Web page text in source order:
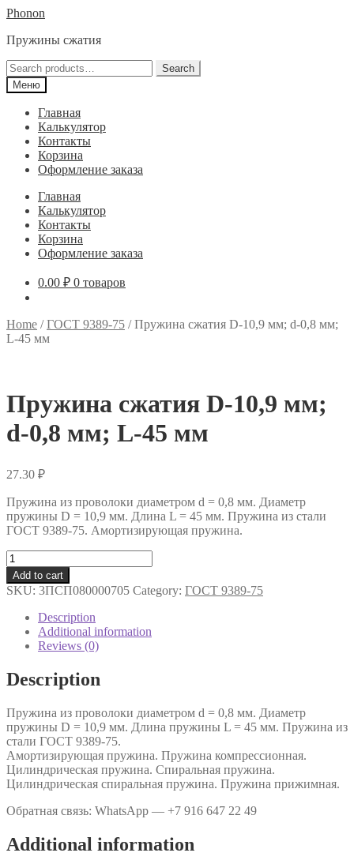
Перейти
навигации
Перейти
содержимому
Phonon
Пружины сжатия
Search
for:
Search
Меню
Главная
Калькулятор
Контакты
Корзина
Оформление заказа
Главная
Калькулятор
Контакты
Корзина
Оформление заказа
0.00 ₽ 0 товаров
Home /ГОСТ 9389-75 /Пружина сжатия D-10,9 мм; d-0,8 мм;
L-45 мм
Пружина сжатия D-10,9 мм;
d-0,8 мм; L-45 мм
27.30 ₽
Пружина из проволоки диаметром d = 0,8 мм. Диаметр
пружины D = 10,9 мм. Длина L = 45 мм. Пружина из стали
ГОСТ 9389-75. Амортизирующая пружина.
Пружина
сжатия
D-
10,9
L-
45
quantity
Add to cart
SKU: 3ПСП080000705 Category: ГОСТ 9389-75
Description
Additional information
Reviews (0)
Description
Пружина из проволоки диаметром d = 0,8 мм. Диаметр
пружины D = 10,9 мм. Длина пружины L = 45 мм. Пружина из
стали ГОСТ 9389-75.
Амортизирующая пружина. Пружина компрессионная.
Цилиндрическая пружина. Спиральная пружина.
Цилиндрическая спиральная пружина. Пружина прижимная.
Обратная связь: WhatsApp — +7 916 647 22 49
Additional information